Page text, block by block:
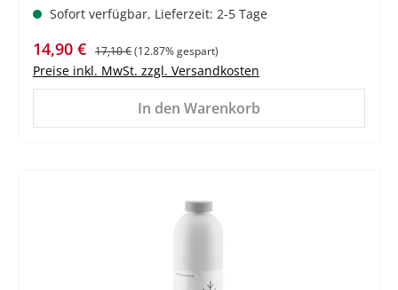
Sofort verfügbar, Lieferzeit: 2-5 Tage
Verkaufspreis:
14,90 € Regulärer Preis:
17,10 €(12.87% gespart)
Preise inkl. MwSt. zzgl. Versandkosten
In den Warenkorb